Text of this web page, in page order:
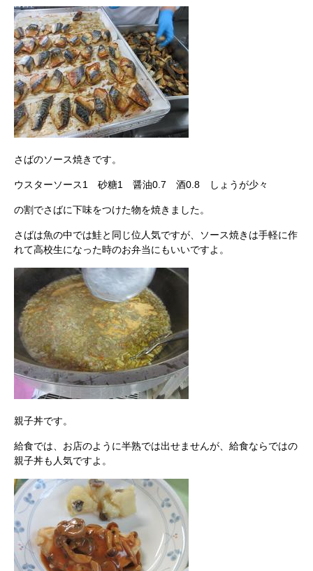
さばのソース焼きです。
ウスターソース1 砂糖1 醤油0.7 酒0.8 しょうが少々
の割でさばに下味をつけた物を焼きました。
さばは魚の中では鮭と同じ位人気ですが、ソース焼きは手軽に作
れて高校生になった時のお弁当にもいいですよ。
親子丼です。
給食では、お店のように半熟では出せませんが、給食ならではの
親子丼も人気ですよ。